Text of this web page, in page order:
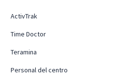
ActivTrak
Time Doctor
Teramina
Personal del centro